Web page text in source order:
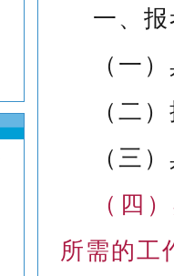
一、
（一
（二
（三
（四
所需的工